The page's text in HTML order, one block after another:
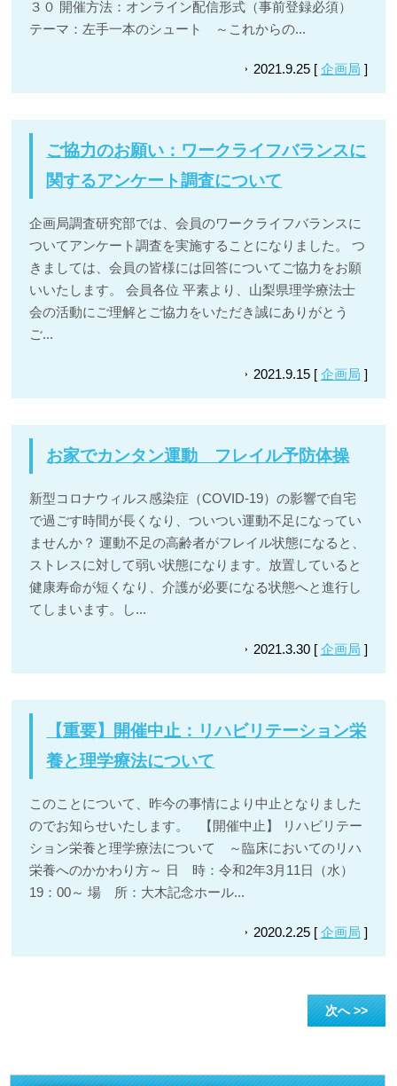
３０ 開催方法：オンライン配信形式（事前登録必須）
テーマ：左手一本のシュート ～これからの...
2021.9.25 [ 企画局 ]
ご協力のお願い：ワークライフバランスに
関するアンケート調査について
企画局調査研究部では、会員のワークライフバランスに
ついてアンケート調査を実施することになりました。 つ
きましては、会員の皆様には回答についてご協力をお願
いいたします。 会員各位 平素より、山梨県理学療法士
会の活動にご理解とご協力をいただき誠にありがとう
ご...
2021.9.15 [ 企画局 ]
お家でカンタン運動 フレイル予防体操
新型コロナウィルス感染症（COVID-19）の影響で自宅
で過ごす時間が長くなり、ついつい運動不足になってい
ませんか？ 運動不足の高齢者がフレイル状態になると、
ストレスに対して弱い状態になります。放置していると
健康寿命が短くなり、介護が必要になる状態へと進行し
てしまいます。し...
2021.3.30 [ 企画局 ]
【重要】開催中止：リハビリテーション栄
養と理学療法について
このことについて、昨今の事情により中止となりました
のでお知らせいたします。 【開催中止】 リハビリテー
ション栄養と理学療法について ～臨床においてのリハ
栄養へのかかわり方～ 日 時：令和2年3月11日（水）
19：00～ 場 所：大木記念ホール...
2020.2.25 [ 企画局 ]
次へ >>